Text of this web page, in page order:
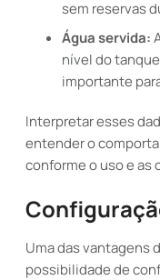
sem reservas
Água servida:
nível do
importante
Interpretar esses
entender o
conforme o uso e as
Uma das vantagens
possibilidade de